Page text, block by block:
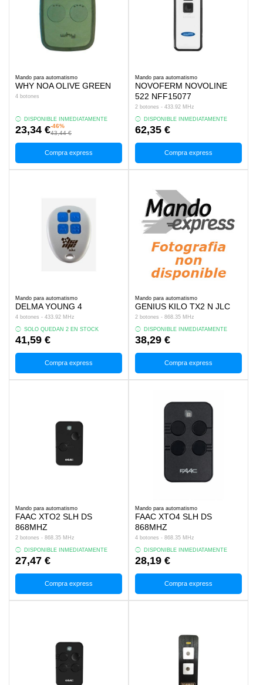
Mando para automatismo
WHY NOA OLIVE GREEN
4 botones
DISPONIBLE INMEDIATAMENTE
23,34 €-46%
43,44 €
Compra express
Mando para automatismo
NOVOFERM NOVOLINE
522 NFF15077
2 botones - 433.92 MHz
DISPONIBLE INMEDIATAMENTE
62,35 €
Compra express
Mando para automatismo
DELMA YOUNG 4
4 botones - 433.92 MHz
SOLO QUEDAN 2 EN STOCK
41,59 €
Compra express
Mando para automatismo
GENIUS KILO TX2 N JLC
2 botones - 868.35 MHz
DISPONIBLE INMEDIATAMENTE
38,29 €
Compra express
Mando para automatismo
FAAC XTO2 SLH DS
868MHZ
2 botones - 868.35 MHz
DISPONIBLE INMEDIATAMENTE
27,47 €
Compra express
Mando para automatismo
FAAC XTO4 SLH DS
868MHZ
4 botones - 868.35 MHz
DISPONIBLE INMEDIATAMENTE
28,19 €
Compra express